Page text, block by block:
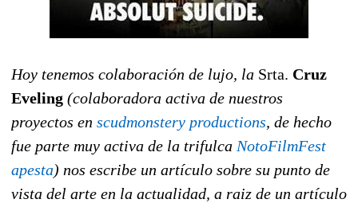
Hoy tenemos colaboración de lujo, la Srta. Cruz
Eveling (colaboradora activa de nuestros
proyectos en scudmonstery productions, de hecho
fue parte muy activa de la trifulca NotoFilmFest
apesta) nos escribe un artículo sobre su punto de
vista del arte en la actualidad, a raiz de un artículo